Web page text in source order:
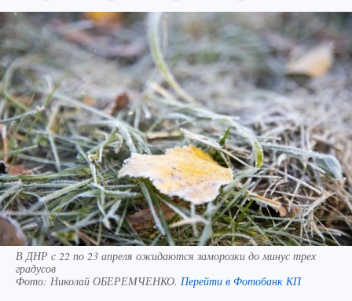
В ДНР с 22 по 23 апреля ожидаются заморозки до минус трех
градусов
Фото: Николай ОБЕРЕМЧЕНКО. Перейти в Фотобанк КП